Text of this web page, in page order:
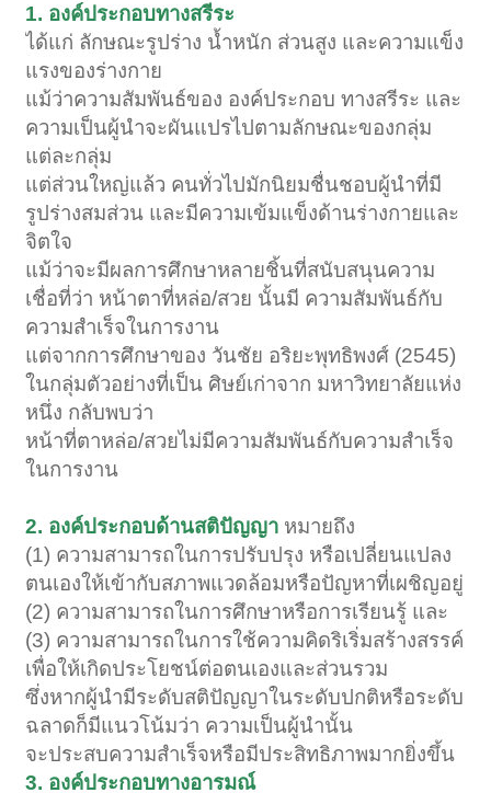
1. องค์ประกอบทางสรีระ
ได้แก่ ลักษณะรูปร่าง น้ำหนัก ส่วนสูง และความแข็ง
แรงของร่างกาย
แม้ว่าความสัมพันธ์ของ องค์ประกอบ ทางสรีระ และ
ความเป็นผู้นำจะผันแปรไปตามลักษณะของกลุ่ม
แต่ละกลุ่ม
แต่ส่วนใหญ่แล้ว คนทั่วไปมักนิยมชื่นชอบผู้นำที่มี
รูปร่างสมส่วน และมีความเข้มแข็งด้านร่างกายและ
จิตใจ
แม้ว่าจะมีผลการศึกษาหลายชิ้นที่สนับสนุนความ
เชื่อที่ว่า หน้าตาที่หล่อ/สวย นั้นมี ความสัมพันธ์กับ
ความสำเร็จในการงาน
แต่จากการศึกษาของ วันชัย อริยะพุทธิพงศ์ (2545)
ในกลุ่มตัวอย่างที่เป็น ศิษย์เก่าจาก มหาวิทยาลัยแห่ง
หนึ่ง กลับพบว่า
หน้าที่ตาหล่อ/สวยไม่มีความสัมพันธ์กับความสำเร็จ
ในการงาน
2. องค์ประกอบด้านสติปัญญา หมายถึง
(1) ความสามารถในการปรับปรุง หรือเปลี่ยนแปลง
ตนเองให้เข้ากับสภาพแวดล้อมหรือปัญหาที่เผชิญอยู่
(2) ความสามารถในการศึกษาหรือการเรียนรู้ และ
(3) ความสามารถในการใช้ความคิดริเริ่มสร้างสรรค์
เพื่อให้เกิดประโยชน์ต่อตนเองและส่วนรวม
ซึ่งหากผู้นำมีระดับสติปัญญาในระดับปกติหรือระดับ
ฉลาดก็มีแนวโน้มว่า ความเป็นผู้นำนั้น
จะประสบความสำเร็จหรือมีประสิทธิภาพมากยิ่งขึ้น
3. องค์ประกอบทางอารมณ์